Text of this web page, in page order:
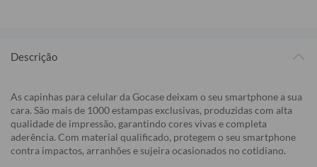
Descrição
As capinhas para celular da Gocase deixam o seu smartphone a sua
cara. São mais de 1000 estampas exclusivas, produzidas com alta
qualidade de impressão, garantindo cores vivas e completa
aderência. Com material qualificado, protegem o seu smartphone
contra impactos, arranhões e sujeira ocasionados no cotidiano.